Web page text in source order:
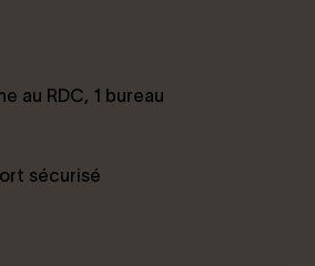
au RDC, 1 bureau
sécurisé